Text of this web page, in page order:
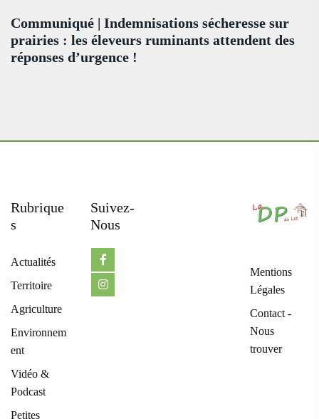
Communiqué | Indemnisations sécheresse sur
prairies : les éleveurs ruminants attendent des
réponses d’urgence !
Rubrique
S
Actualités
Territoire
Agriculture
Environnem
ent
Vidéo &
Podcast
Petites
Suivez-
Nous
Mentions
Légales
Contact -
Nous
trouver